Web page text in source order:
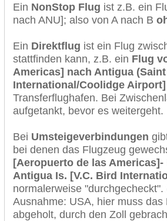
Ein NonStop Flug ist z.B. ein
nach ANU]; also von A nach B
Ein Direktflug ist ein Flug
stattfinden kann, z.B. ein Flug
Americas] nach Antigua
International/Coolidge Airport]
Transferflughafen. Bei
aufgetankt, bevor es weitergeht.
Bei Umsteigeverbindungen
bei denen das Flugzeug
[Aeropuerto de las
Antigua Is. [V.C. Bird
normalerweise
Ausnahme: USA, hier muss
abgeholt, durch den Zoll